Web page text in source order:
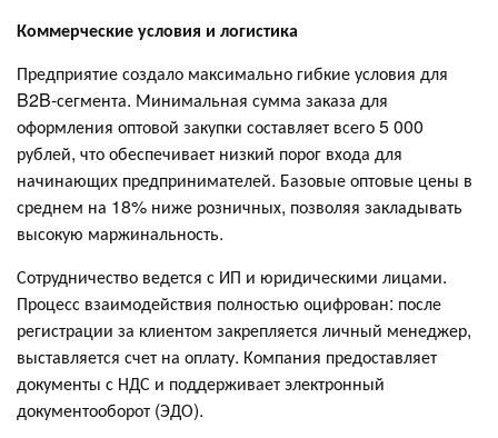
Коммерческие условия и логистика
Предприятие создало максимально гибкие условия для
B2B-сегмента. Минимальная сумма заказа для
оформления оптовой закупки составляет всего 5 000
рублей, что обеспечивает низкий порог входа для
начинающих предпринимателей. Базовые оптовые цены в
среднем на 18% ниже розничных, позволяя закладывать
высокую маржинальность.
Сотрудничество ведется с ИП и юридическими лицами.
Процесс взаимодействия полностью оцифрован: после
регистрации за клиентом закрепляется личный менеджер,
выставляется счет на оплату. Компания предоставляет
документы с НДС и поддерживает электронный
документооборот (ЭДО).